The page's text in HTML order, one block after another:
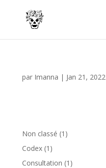
par Imanna | Jan 21, 2022
Non classé 1 1
Codex 1 1
produit
Consultation 1 1